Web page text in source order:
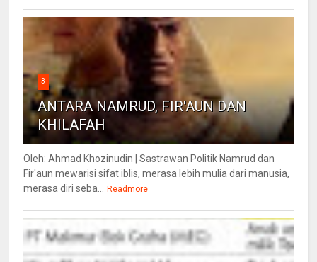
3
ANTARA NAMRUD, FIR'AUN DAN
KHILAFAH
Oleh: Ahmad Khozinudin | Sastrawan Politik Namrud dan
Fir'aun mewarisi sifat iblis, merasa lebih mulia dari manusia,
merasa diri seba... Readmore